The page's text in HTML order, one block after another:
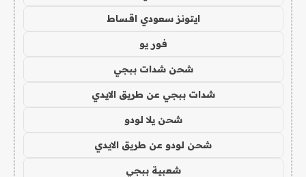
ايتونز سعودي اقساط
فور يو
شحن شدات ببجي
شدات ببجي عن طريق الايدي
شحن يلا لودو
شحن لودو عن طريق الايدي
شعبية ببجي